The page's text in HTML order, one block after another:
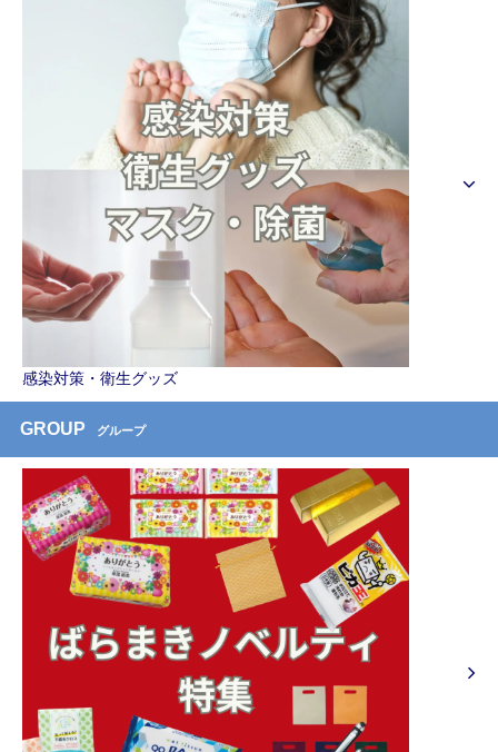
感染対策・衛生グッズ
GROUP グループ